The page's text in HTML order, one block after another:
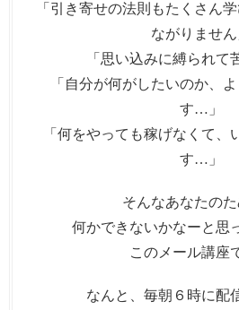
「引き寄せの法則もたくさん
ながりません
「思い込みに縛られて
「自分が何がしたいのか、
す…」
「何をやっても稼げなくて、
す…」
そんなあなたのた
何かできないかなーと思
このメール講座
なんと、毎朝６時に配